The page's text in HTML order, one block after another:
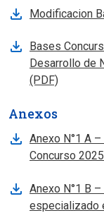
Modificacion
Bases
Desarrollo de
(PDF)Se abre
Anexos
Anexo N°1 A
Concurso
Anexo N°1 B
especializado